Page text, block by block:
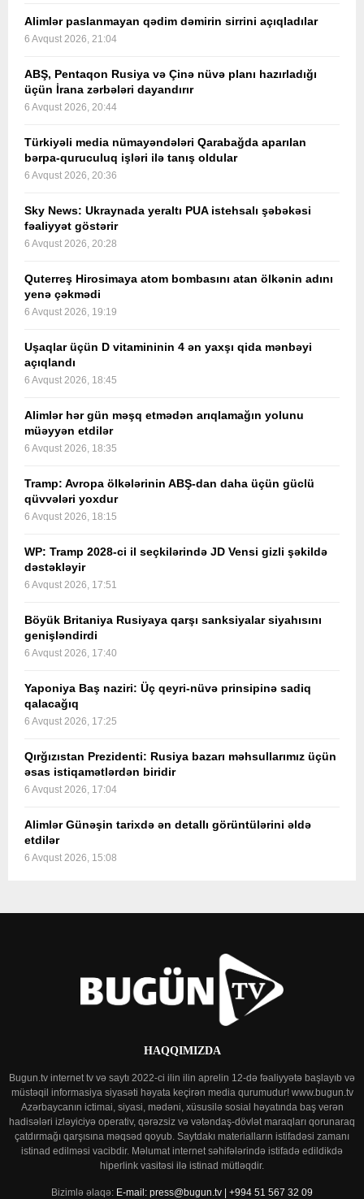
Alimlər paslanmayan qədim dəmirin sirrini açıqladılar
6 Avqust 2026, 21:04
ABŞ, Pentaqon Rusiya və Çinə nüvə planı hazırladığı
üçün İrana zərbələri dayandırır
6 Avqust 2026, 20:44
Türkiyəli media nümayəndələri Qarabağda aparılan
bərpa-quruculuq işləri ilə tanış oldular
6 Avqust 2026, 20:36
Sky News: Ukraynada yeraltı PUA istehsalı şəbəkəsi
fəaliyyət göstərir
6 Avqust 2026, 20:28
Quterreş Hirosimaya atom bombasını atan ölkənin adını
yenə çəkmədi
6 Avqust 2026, 19:19
Uşaqlar üçün D vitamininin 4 ən yaxşı qida mənbəyi
açıqlandı
6 Avqust 2026, 18:45
Alimlər hər gün məşq etmədən arıqlamağın yolunu
müəyyən etdilər
6 Avqust 2026, 18:35
Tramp: Avropa ölkələrinin ABŞ-dan daha üçün güclü
qüvvələri yoxdur
6 Avqust 2026, 18:15
WP: Tramp 2028-ci il seçkilərində JD Vensi gizli şəkildə
dəstəkləyir
6 Avqust 2026, 17:51
Böyük Britaniya Rusiyaya qarşı sanksiyalar siyahısını
genişləndirdi
6 Avqust 2026, 17:40
Yaponiya Baş naziri: Üç qeyri-nüvə prinsipinə sadiq
qalacağıq
6 Avqust 2026, 17:25
Qırğızıstan Prezidenti: Rusiya bazarı məhsullarımız üçün
əsas istiqamətlərdən biridir
6 Avqust 2026, 17:04
Alimlər Günəşin tarixdə ən detallı görüntülərini əldə
etdilər
6 Avqust 2026, 15:08
HAQQIMIZDA
Bugun.tv internet tv və saytı 2022-ci ilin ilin aprelin 12-də fəaliyyətə başlayıb və
müstəqil informasiya siyasəti həyata keçirən media qurumudur! www.bugun.tv
Azərbaycanın ictimai, siyasi, mədəni, xüsusilə sosial həyatında baş verən
hadisələri izləyiciyə operativ, qərəzsiz və vətəndaş-dövlət maraqları qorunaraq
çatdırmağı qarşısına məqsəd qoyub. Saytdakı materialların istifadəsi zamanı
istinad edilməsi vacibdir. Məlumat internet səhifələrində istifadə edildikdə
hiperlink vasitəsi ilə istinad mütləqdir.
Bizimlə əlaqə: E-mail: press@bugun.tv | +994 51 567 32 09